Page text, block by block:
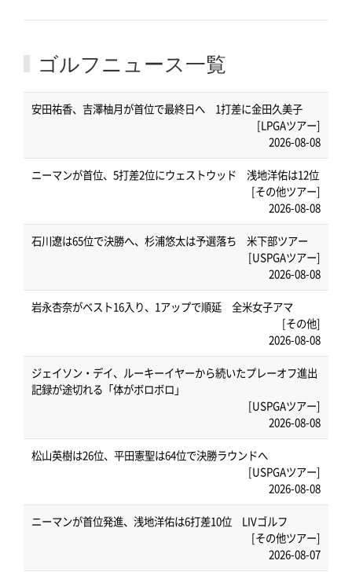
ゴルフニュース一覧
安田祐香、吉澤柚月が首位で最終日へ 1打差に金田久美子
[LPGAツアー]
2026-08-08
ニーマンが首位、5打差2位にウェストウッド 浅地洋佑は12位
[その他ツアー]
2026-08-08
石川遼は65位で決勝へ、杉浦悠太は予選落ち 米下部ツアー
[USPGAツアー]
2026-08-08
岩永杏奈がベスト16入り、1アップで順延 全米女子アマ
[その他]
2026-08-08
ジェイソン・デイ、ルーキーイヤーから続いたプレーオフ進出
記録が途切れる「体がボロボロ」
[USPGAツアー]
2026-08-08
松山英樹は26位、平田憲聖は64位で決勝ラウンドへ
[USPGAツアー]
2026-08-08
ニーマンが首位発進、浅地洋佑は6打差10位 LIVゴルフ
[その他ツアー]
2026-08-07